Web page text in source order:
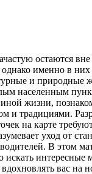
остаются
однако именно в
и природные
населенным
жизни,
и традициями.
на карте
уход от
В этом
искать интересные
вас на